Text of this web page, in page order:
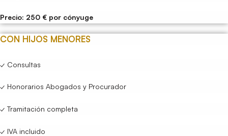
Precio: 250 € por cónyuge
CON HIJOS MENORES
✓ Consultas
✓ Honorarios Abogados y Procurador
✓ Tramitación completa
✓ IVA incluido